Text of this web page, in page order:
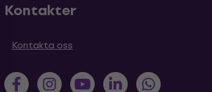
Kontakter
Kontakta oss